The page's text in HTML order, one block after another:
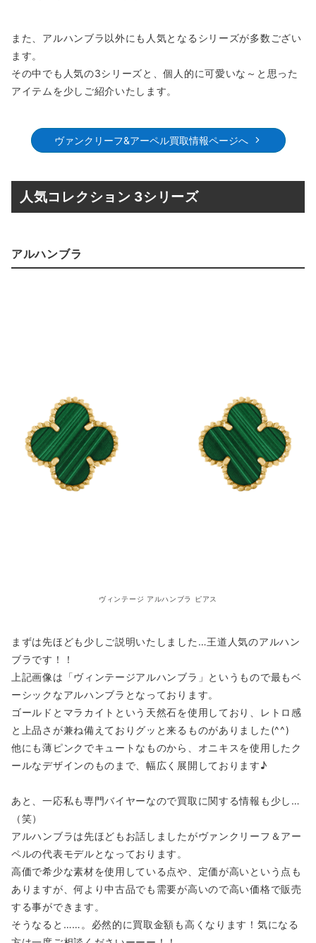
また、アルハンブラ以外にも人気となるシリーズが多数ござい
ます。
その中でも人気の3シリーズと、個人的に可愛いな～と思った
アイテムを少しご紹介いたします。
ヴァンクリーフ&アーペル買取情報ページへ
人気コレクション 3シリーズ
アルハンブラ
ヴィンテージ アルハンブラ ピアス
まずは先ほども少しご説明いたしました…王道人気のアルハン
ブラです！！
上記画像は「ヴィンテージアルハンブラ」というもので最もベ
ーシックなアルハンブラとなっております。
ゴールドとマラカイトという天然石を使用しており、レトロ感
と上品さが兼ね備えておりグッと来るものがありました(^^)
他にも薄ピンクでキュートなものから、オニキスを使用したク
ールなデザインのものまで、幅広く展開しております♪
あと、一応私も専門バイヤーなので買取に関する情報も少し…
（笑）
アルハンブラは先ほどもお話しましたがヴァンクリーフ＆アー
ペルの代表モデルとなっております。
高価で希少な素材を使用している点や、定価が高いという点も
ありますが、何より中古品でも需要が高いので高い価格で販売
する事ができます。
そうなると……。必然的に買取金額も高くなります！気になる